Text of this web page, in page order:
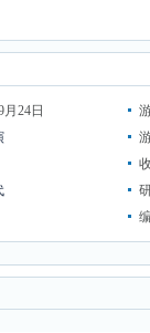
24日